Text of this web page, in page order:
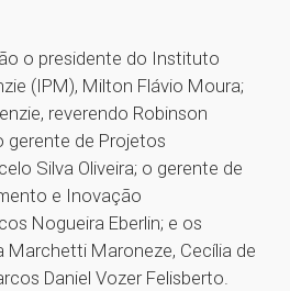
o presidente do Instituto
(IPM), Milton Flávio Moura;
reverendo Robinson
gerente de Projetos
Silva Oliveira; o gerente de
e Inovação
Nogueira Eberlin; e os
Marchetti Maroneze, Cecília de
Daniel Vozer Felisberto.